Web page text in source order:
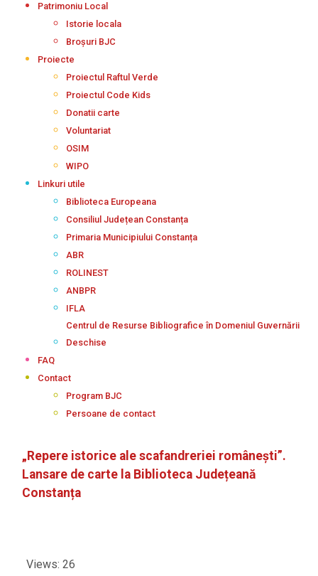
Patrimoniu Local
Istorie locala
Broșuri BJC
Proiecte
Proiectul Raftul Verde
Proiectul Code Kids
Donatii carte
Voluntariat
OSIM
WIPO
Linkuri utile
Biblioteca Europeana
Consiliul Județean Constanța
Primaria Municipiului Constanța
ABR
ROLINEST
ANBPR
IFLA
Centrul de Resurse Bibliografice în Domeniul Guvernării
Deschise
FAQ
Contact
Program BJC
Persoane de contact
„Repere istorice ale scafandreriei românești”.
Lansare de carte la Biblioteca Județeană
Constanța
Views: 26